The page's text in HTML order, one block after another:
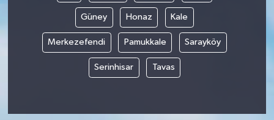
Güney Honaz Kale
Merkezefendi Pamukkale Sarayköy
Serinhisar Tavas